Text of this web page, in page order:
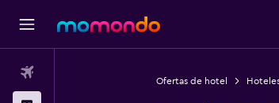
Ofertas de hotel